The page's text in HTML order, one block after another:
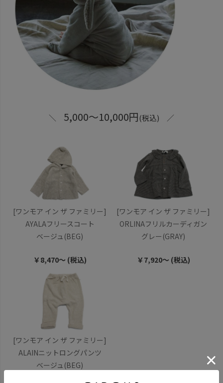
＼ 5,000～10,000円(税込) ／
[ワンモア イン ザ ファミリー]
AYALAフリースコート
ベージュ(BEG)
￥8,470～ (税込)
[ワンモア イン ザ ファミリー]
ORLINAフリルカーディガン
グレー(GRAY)
￥7,920～ (税込)
[ワンモア イン ザ ファミリー]
ALAINニットロングパンツ
ベージュ(BEG)